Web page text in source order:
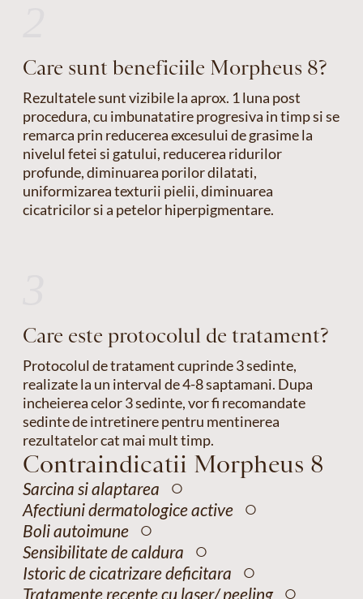
Care sunt beneficiile Morpheus 8?
Rezultatele sunt vizibile la aprox. 1 luna post
procedura, cu imbunatatire progresiva in timp si se
remarca prin reducerea excesului de grasime la
nivelul fetei si gatului, reducerea ridurilor
profunde, diminuarea porilor dilatati,
uniformizarea texturii pielii, diminuarea
cicatricilor si a petelor hiperpigmentare.
Care este protocolul de tratament?
Protocolul de tratament cuprinde 3 sedinte,
realizate la un interval de 4-8 saptamani. Dupa
incheierea celor 3 sedinte, vor fi recomandate
sedinte de intretinere pentru mentinerea
rezultatelor cat mai mult timp.
Contraindicatii Morpheus 8
Sarcina si alaptarea ○
Afectiuni dermatologice active ○
Boli autoimune ○
Sensibilitate de caldura ○
Istoric de cicatrizare deficitara ○
Tratamente recente cu laser/ peeling ○